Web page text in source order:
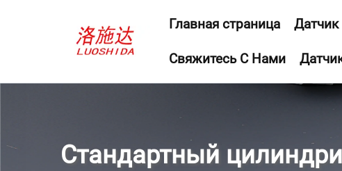
Главная страница
Свяжитесь С Нами
Стандартный